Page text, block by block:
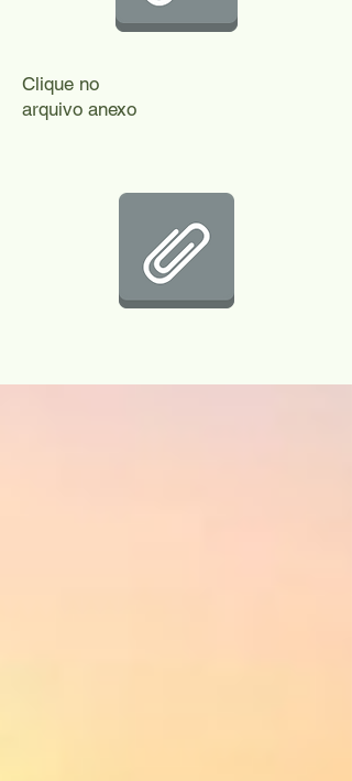
Clique no
arquivo anexo